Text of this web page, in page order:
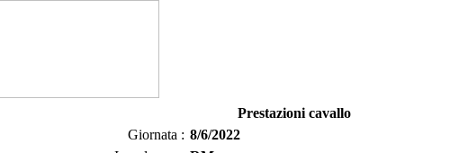
Prestazioni cavallo
Giornata : 8/6/2022